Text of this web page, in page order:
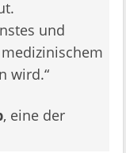
und
wird.“
, eine der